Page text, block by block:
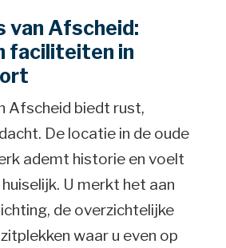
van Afscheid:
faciliteiten in
Afscheid biedt rust,
De locatie in de oude
ademt historie en voelt
U merkt het aan
de overzichtelijke
waar u even op